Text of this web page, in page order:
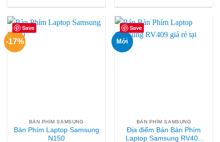
Save
-17%
BÀN PHÍM SAMSUNG
Bàn Phím Laptop Samsung
N150
Save
Mới
BÀN PHÍM SAMSUNG
Địa điểm Bán Bàn Phím
Laptop Samsung RV409